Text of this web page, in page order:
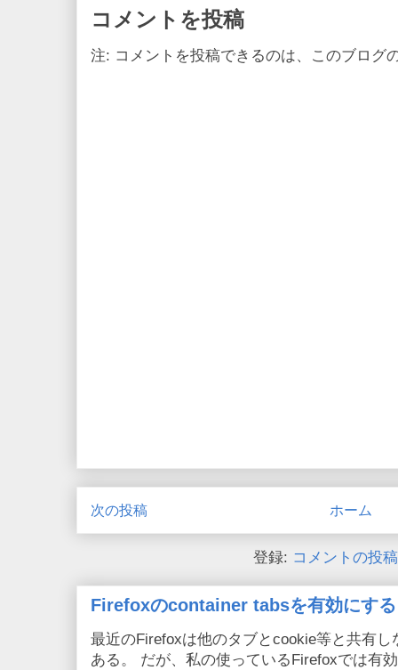
コメントを投稿
注: コメントを投稿できるのは、このブログ
次の投稿 ホーム
登録: コメントの投
Firefoxのcontainer tabsを有効にする
最近のFirefoxは他のタブとcookie等と共有
ある。 だが、私の使っているFirefoxでは有